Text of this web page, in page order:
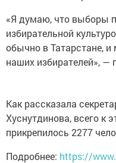
«Я думаю, что выборы
избирательной
обычно в Татарстане,
наших избирателей», —
Как рассказала
Хуснутдинова, всего к
прикрепилось 2277
Подробнее: https://